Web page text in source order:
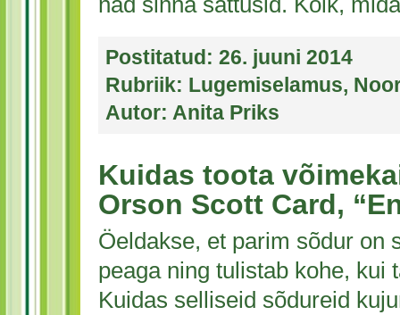
Postitatud: 26. juuni 2014
Rubriik: Lugemiselamus,
Autor: Anita Priks
Kuidas toota
Orson Scott Card,
Öeldakse, et parim sõdur on
peaga ning tulistab kohe, kui
Kuidas selliseid sõdureid